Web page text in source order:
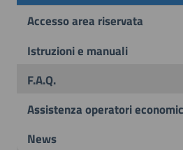
Accesso area riservata
Istruzioni e manuali
F.A.Q.
Assistenza operatori
News